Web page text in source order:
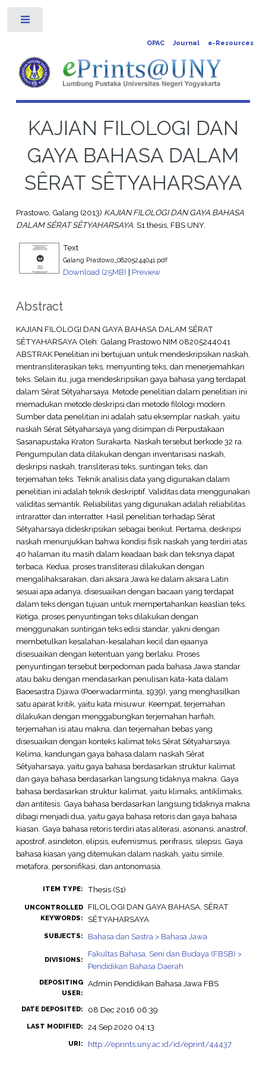
OPAC Journal e-Resources
KAJIAN FILOLOGI DAN
GAYA BAHASA DALAM
SÊRAT SÊTYAHARSAYA
Prastowo, Galang (2013) KAJIAN FILOLOGI DAN GAYA BAHASA
DALAM SÊRAT SÊTYAHARSAYA. S1 thesis, FBS UNY.
Text
Galang Prastowo_08205244041.pdf
Download (25MB) | Preview
Abstract
KAJIAN FILOLOGI DAN GAYA BAHASA DALAM SÊRAT
SÊTYAHARSAYA Oleh: Galang Prastowo NIM 08205244041
ABSTRAK Penelitian ini bertujuan untuk mendeskripsikan naskah,
mentransliterasikan teks, menyunting teks, dan menerjemahkan
teks. Selain itu, juga mendeskripsikan gaya bahasa yang terdapat
dalam Sêrat Sêtyaharsaya. Metode penelitian dalam penelitian ini
memadukan metode deskripsi dan metode filologi modern.
Sumber data penelitian ini adalah satu eksemplar naskah, yaitu
naskah Sêrat Sêtyaharsaya yang disimpan di Perpustakaan
Sasanapustaka Kraton Surakarta. Naskah tersebut berkode 32 ra.
Pengumpulan data dilakukan dengan inventarisasi naskah,
deskripsi naskah, transliterasi teks, suntingan teks, dan
terjemahan teks. Teknik analisis data yang digunakan dalam
penelitian ini adalah teknik deskriptif. Validitas data menggunakan
validitas semantik. Reliabilitas yang digunakan adalah reliabilitas
intraratter dan interratter. Hasil penelitian terhadap Sêrat
Sêtyaharsaya dideskripsikan sebagai berikut. Pertama, deskripsi
naskah menunjukkan bahwa kondisi fisik naskah yang terdiri atas
40 halaman itu masih dalam keadaan baik dan teksnya dapat
terbaca. Kedua, proses transliterasi dilakukan dengan
mengalihaksarakan, dari aksara Jawa ke dalam aksara Latin
sesuai apa adanya, disesuaikan dengan bacaan yang terdapat
dalam teks dengan tujuan untuk mempertahankan keaslian teks.
Ketiga, proses penyuntingan teks dilakukan dengan
menggunakan suntingan teks edisi standar, yakni dengan
membetulkan kesalahan-kesalahan kecil dan ejaanya
disesuaikan dengan ketentuan yang berlaku. Proses
penyuntingan tersebut berpedoman pada bahasa Jawa standar
atau baku dengan mendasarkan penulisan kata-kata dalam
Baoesastra Djawa (Poerwadarminta, 1939), yang menghasilkan
satu aparat kritik, yaitu kata misuwur. Keempat, terjemahan
dilakukan dengan menggabungkan terjemahan harfiah,
terjemahan isi atau makna, dan terjemahan bebas yang
disesuaikan dengan konteks kalimat teks Sêrat Sêtyaharsaya.
Kelima, kandungan gaya bahasa dalam naskah Sêrat
Sêtyaharsaya, yaitu gaya bahasa berdasarkan struktur kalimat
dan gaya bahasa berdasarkan langsung tidaknya makna. Gaya
bahasa berdasarkan struktur kalimat, yaitu klimaks, antiklimaks,
dan antitesis. Gaya bahasa berdasarkan langsung tidaknya makna
dibagi menjadi dua, yaitu gaya bahasa retoris dan gaya bahasa
kiasan. Gaya bahasa retoris terdiri atas aliterasi, asonansi, anastrof,
apostrof, asindeton, elipsis, eufemismus, perifrasis, silepsis. Gaya
bahasa kiasan yang ditemukan dalam naskah, yaitu simile,
metafora, personifikasi, dan antonomasia.
ITEM TYPE: Thesis (S1)
UNCONTROLLED
KEYWORDS:
FILOLOGI DAN GAYA BAHASA, SÊRAT
SÊTYAHARSAYA
SUBJECTS: Bahasa dan Sastra > Bahasa Jawa
DIVISIONS:
Fakultas Bahasa, Seni dan Budaya (FBSB) >
Pendidikan Bahasa Daerah
DEPOSITING
USER:
Admin Pendidikan Bahasa Jawa FBS
DATE DEPOSITED: 08 Dec 2016 06:39
LAST MODIFIED: 24 Sep 2020 04:13
URI: http://eprints.uny.ac.id/id/eprint/44437